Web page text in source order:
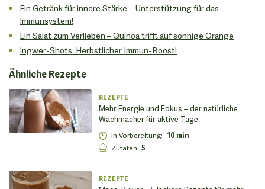
Ein Getränk für innere Stärke – Unterstützung für das
Immunsystem!
Ein Salat zum Verlieben – Quinoa trifft auf sonnige Orange
Ingwer-Shots: Herbstlicher Immun-Boost!
Ähnliche Rezepte
REZEPTE
Mehr Energie und Fokus – der natürliche
Wachmacher für aktive Tage
In Vorbereitung: 10 min
Zutaten: 5
REZEPTE